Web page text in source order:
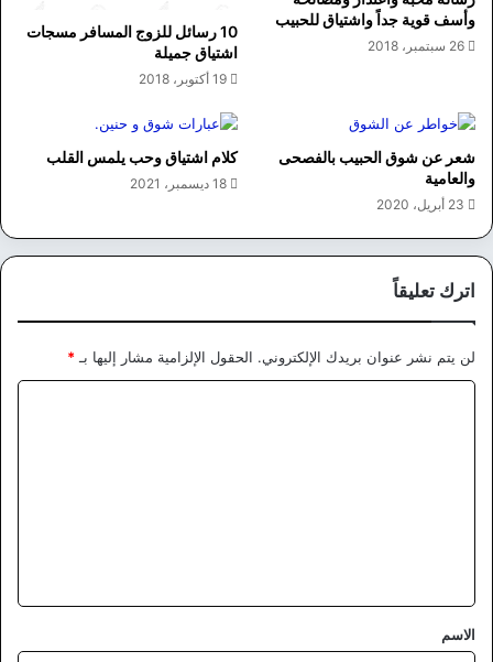
وأسف قوية جداً واشتياق للحبيب
26 سبتمبر، 2018
10 رسائل للزوج المسافر مسجات
اشتياق جميلة
19 أكتوبر، 2018
شعر عن شوق الحبيب بالفصحى
والعامية
23 أبريل، 2020
كلام اشتياق وحب يلمس القلب
18 ديسمبر، 2021
اترك تعليقاً
لن يتم نشر عنوان بريدك الإلكتروني. الحقول الإلزامية مشار إليها بـ *
*
الاسم